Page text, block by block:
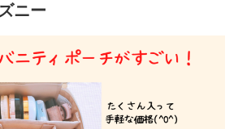
ニー